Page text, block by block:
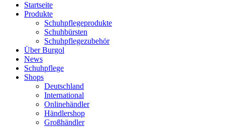
Startseite
Produkte
Schuhpflegeprodukte
Schuhbürsten
Schuhpflegezubehör
Über Burgol
News
Schuhpflege
Shops
Deutschland
International
Onlinehändler
Händlershop
Großhändler